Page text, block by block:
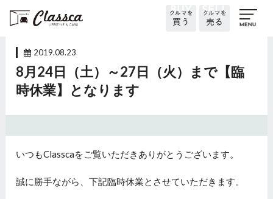
2019.08.23
8月24日（土）～27日（火）まで【臨
時休業】となります
いつもClasscaをご覧いただきありがとうございます。
誠に勝手ながら、下記臨時休業とさせていただきます。